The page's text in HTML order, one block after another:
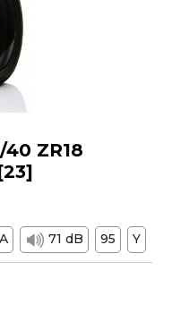
40 ZR18
A 71 dB 95 Y